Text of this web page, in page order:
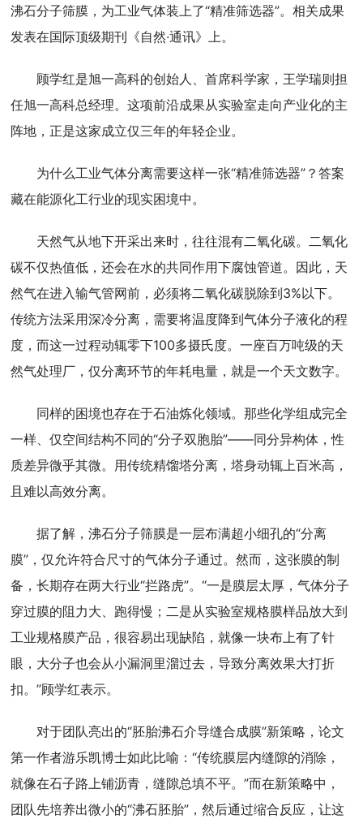
沸石分子筛膜，为工业气体装上了“精准筛选器”。相关成果
发表在国际顶级期刊《自然·通讯》上。
顾学红是旭一高科的创始人、首席科学家，王学瑞则担
任旭一高科总经理。这项前沿成果从实验室走向产业化的主
阵地，正是这家成立仅三年的年轻企业。
为什么工业气体分离需要这样一张“精准筛选器”？答案
藏在能源化工行业的现实困境中。
天然气从地下开采出来时，往往混有二氧化碳。二氧化
碳不仅热值低，还会在水的共同作用下腐蚀管道。因此，天
然气在进入输气管网前，必须将二氧化碳脱除到3%以下。
传统方法采用深冷分离，需要将温度降到气体分子液化的程
度，而这一过程动辄零下100多摄氏度。一座百万吨级的天
然气处理厂，仅分离环节的年耗电量，就是一个天文数字。
同样的困境也存在于石油炼化领域。那些化学组成完全
一样、仅空间结构不同的“分子双胞胎”——同分异构体，性
质差异微乎其微。用传统精馏塔分离，塔身动辄上百米高，
且难以高效分离。
据了解，沸石分子筛膜是一层布满超小细孔的“分离
膜”，仅允许符合尺寸的气体分子通过。然而，这张膜的制
备，长期存在两大行业“拦路虎”。“一是膜层太厚，气体分子
穿过膜的阻力大、跑得慢；二是从实验室规格膜样品放大到
工业规格膜产品，很容易出现缺陷，就像一块布上有了针
眼，大分子也会从小漏洞里溜过去，导致分离效果大打折
扣。”顾学红表示。
对于团队亮出的“胚胎沸石介导缝合成膜”新策略，论文
第一作者游乐凯博士如此比喻：“传统膜层内缝隙的消除，
就像在石子路上铺沥青，缝隙总填不平。”而在新策略中，
团队先培养出微小的“沸石胚胎”，然后通过缩合反应，让这